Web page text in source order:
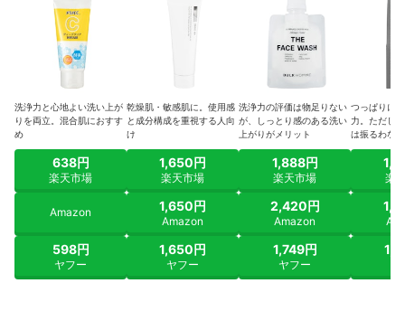
洗浄力と心地よい洗い上が
りを両立。混合肌におすす
め
638円
楽天市場
Amazon
598円
ヤフー
乾燥肌・敏感肌に。使用感
と成分構成を重視する人向
け
1,650円
楽天市場
1,650円
Amazon
1,650円
ヤフー
洗浄力の評価は物足りない
が、しっとり感のある洗い
上がりがメリット
1,888円
楽天市場
2,420円
Amazon
1,749円
ヤフー
つっぱりに
力。ただし
は振るわな
楽